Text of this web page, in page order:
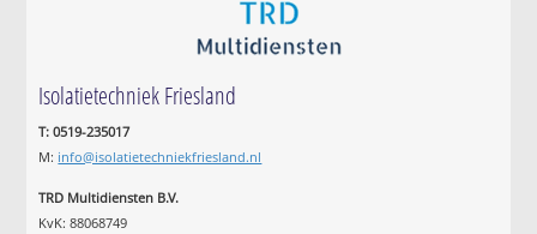
Isolatietechniek Friesland
T: 0519-235017
M: info@isolatietechniekfriesland.nl
TRD Multidiensten B.V.
KvK: 88068749